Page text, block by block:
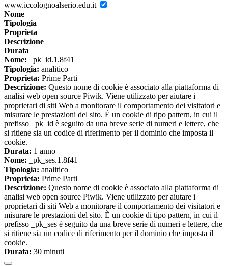
www.iccolognoalserio.edu.it
Nome
Tipologia
Proprieta
Descrizione
Durata
Nome: _pk_id.1.8f41
Tipologia: analitico
Proprieta: Prime Parti
Descrizione: Questo nome di cookie è associato alla piattaforma di
analisi web open source Piwik. Viene utilizzato per aiutare i
proprietari di siti Web a monitorare il comportamento dei visitatori e
misurare le prestazioni del sito. È un cookie di tipo pattern, in cui il
prefisso _pk_id è seguito da una breve serie di numeri e lettere, che
si ritiene sia un codice di riferimento per il dominio che imposta il
cookie.
Durata: 1 anno
Nome: _pk_ses.1.8f41
Tipologia: analitico
Proprieta: Prime Parti
Descrizione: Questo nome di cookie è associato alla piattaforma di
analisi web open source Piwik. Viene utilizzato per aiutare i
proprietari di siti Web a monitorare il comportamento dei visitatori e
misurare le prestazioni del sito. È un cookie di tipo pattern, in cui il
prefisso _pk_ses è seguito da una breve serie di numeri e lettere, che
si ritiene sia un codice di riferimento per il dominio che imposta il
cookie.
Durata: 30 minuti